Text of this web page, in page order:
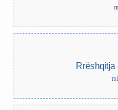
Rrëshqitja